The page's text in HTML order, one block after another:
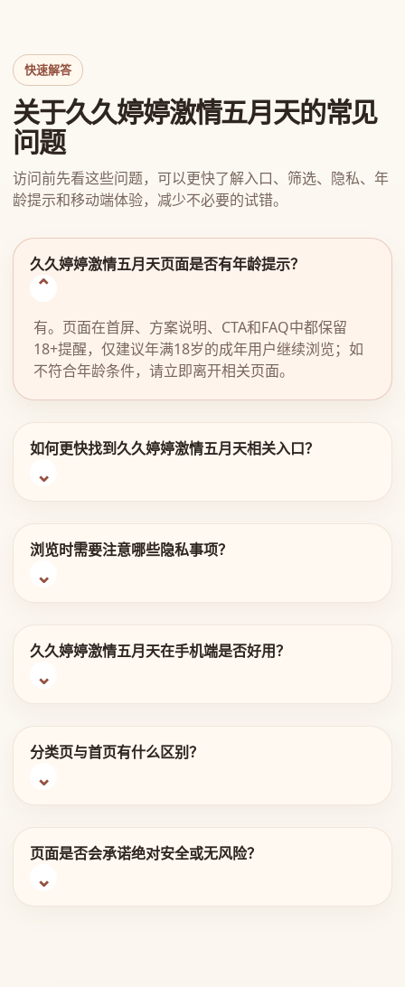
快速解答
关于久久婷婷激情五月天的常见
问题
访问前先看这些问题，可以更快了解入口、筛选、隐私、年
龄提示和移动端体验，减少不必要的试错。
久久婷婷激情五月天页面是否有年龄提示？
有。页面在首屏、方案说明、CTA和FAQ中都保留
18+提醒，仅建议年满18岁的成年用户继续浏览；如
不符合年龄条件，请立即离开相关页面。
如何更快找到久久婷婷激情五月天相关入口？
浏览时需要注意哪些隐私事项？
久久婷婷激情五月天在手机端是否好用？
分类页与首页有什么区别？
页面是否会承诺绝对安全或无风险？